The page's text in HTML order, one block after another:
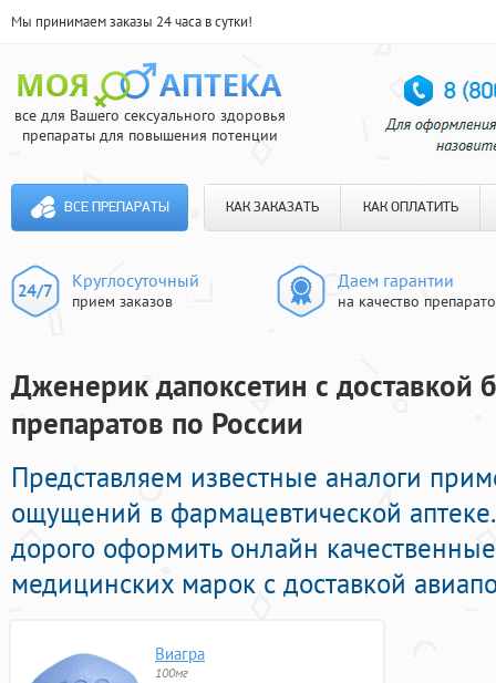
Мы принимаем заказы 24 часа в сутки!
все для Вашего сексуального здоровья
препараты для повышения потенции
ВСЕ ПРЕПАРАТЫ КАК ЗАКАЗАТЬ КАК ОПЛАТИТЬ
Круглосуточный
прием заказов
Даем гарантии
на качество
Дженерик дапоксетин с доставкой
препаратов по России
Представляем известные аналоги
ощущений в фармацевтической
дорого оформить онлайн
медицинских марок с доставкой
Виагра
100мг